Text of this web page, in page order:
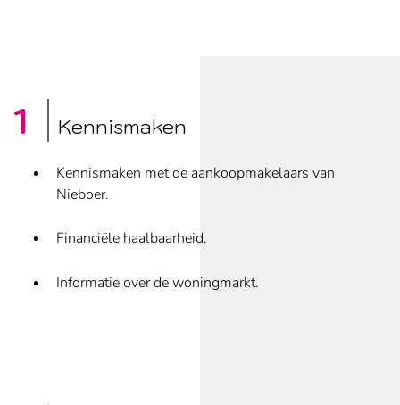
Kennismaken
Kennismaken met de aankoopmakelaars van
Nieboer.
Financiële haalbaarheid.
Informatie over de woningmarkt.